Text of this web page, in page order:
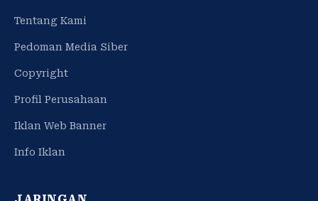
Tentang Kami
Pedoman Media Siber
Copyright
Profil Perusahaan
Iklan Web Banner
Info Iklan